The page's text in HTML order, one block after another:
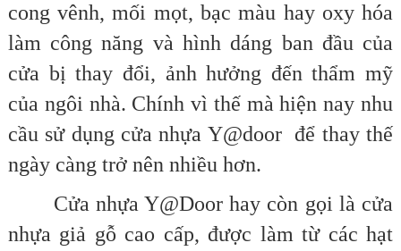
cong vênh, mối mọt, bạc màu hay oxy hóa
làm công năng và hình dáng ban đầu của
cửa bị thay đổi, ảnh hưởng đến thẩm mỹ
của ngôi nhà. Chính vì thế mà hiện nay nhu
cầu sử dụng cửa nhựa Y@door để thay thế
ngày càng trở nên nhiều hơn.
Cửa nhựa Y@Door hay còn gọi là cửa
nhựa giả gỗ cao cấp, được làm từ các hạt